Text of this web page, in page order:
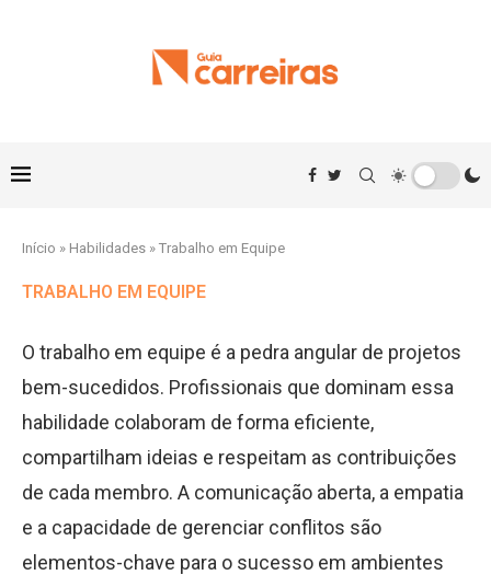
Início » Habilidades » Trabalho em Equipe
TRABALHO EM EQUIPE
O trabalho em equipe é a pedra angular de projetos
bem-sucedidos. Profissionais que dominam essa
habilidade colaboram de forma eficiente,
compartilham ideias e respeitam as contribuições
de cada membro. A comunicação aberta, a empatia
e a capacidade de gerenciar conflitos são
elementos-chave para o sucesso em ambientes